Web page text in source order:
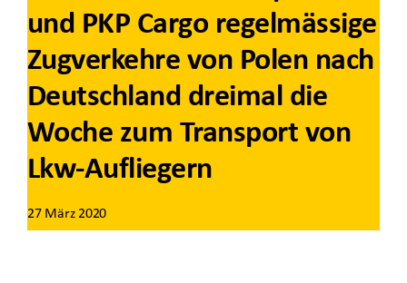
und PKP Cargo regelmässige
Zugverkehre von Polen nach
Deutschland dreimal die
Woche zum Transport von
Lkw-Aufliegern
27 März 2020